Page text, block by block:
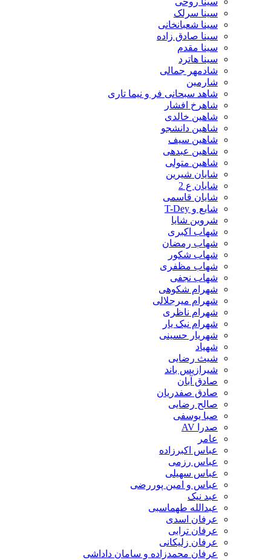
سینا سرلک
سینا شعبانخانی
سینا صادق زاده
سینا مقدم
سینا هاترد
شادمهر جمالی
شارمین
شاهد سبحانی فر و نیما تاری
شاهرخ افشار
شاهین خالدی
شاهین دانشجو
شاهین سیف
شاهین عبدهی
شاهین متولی
شایان شیرین
شایان ع 2
شایان قاسمی
شایع و T-Dey
شروین شایا
شهاب اکبری
شهاب رمضان
شهاب شکور
شهاب مظفری
شهاب نجفی
شهرام شکوهی
شهرام میرجلالی
شهرام ناظری
شهرام نیک یار
شهریار حسینی
شهیاد
شیث رضایی
شیرازیس باند
صادق آبان
صادق صفدریان
صالح رضایی
صبا یوسفی
صدرا AV
عامر
عباس اکبرزاده
عباس رزمی
عباس سهیلی
عباس و امین پوررضی
عبد نیک
عبدالله طهماسبی‎
عرفان اسدی
عرفان ترابی
عرفان زلیکانی
عرفان محمدزاده و سامان داداشی